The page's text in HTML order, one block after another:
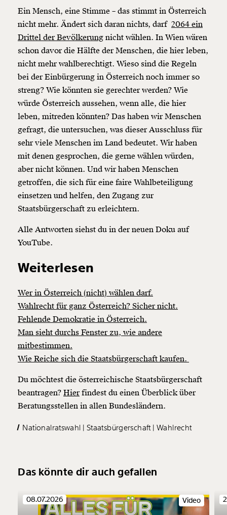
Ein Mensch, eine Stimme – das stimmt in Österreich
nicht mehr. Ändert sich daran nichts, darf 2064 ein
Drittel der Bevölkerung nicht wählen. In Wien wären
schon davor die Hälfte der Menschen, die hier leben,
nicht mehr wahlberechtigt. Wieso sind die Regeln
bei der Einbürgerung in Österreich noch immer so
streng? Wie könnten sie gerechter werden? Wie
würde Österreich aussehen, wenn alle, die hier
leben, mitreden könnten? Das haben wir Menschen
gefragt, die untersuchen, was dieserAusschluss für
sehr viele Menschen im Land bedeutet. Wir haben
mit denen gesprochen, die gerne wählen würden,
aber nicht können. Und wir haben Menschen
getroffen, die sich für eine faire Wahlbeteiligung
einsetzen und helfen, den Zugang zur
Staatsbürgerschaft zu erleichtern.
Alle Antworten siehst du in der neuen Doku auf
YouTube.
Weiterlesen
Wer in Österreich (nicht) wählen darf.
Wahlrecht für ganz Österreich? Sicher nicht.
Fehlende Demokratie in Österreich.
Man sieht durchs Fenster zu, wie andere
mitbestimmen.
Wie Reiche sich die Staatsbürgerschaft kaufen.
Du möchtest die österreichische Staatsbürgerschaft
beantragen? Hierfindest du einen Überblick über
Beratungsstellen in allen Bundesländern.
Nationalratswahl Staatsbürgerschaft Wahlrecht
Das könnte dir auch gefallen
Video
08.07.2026